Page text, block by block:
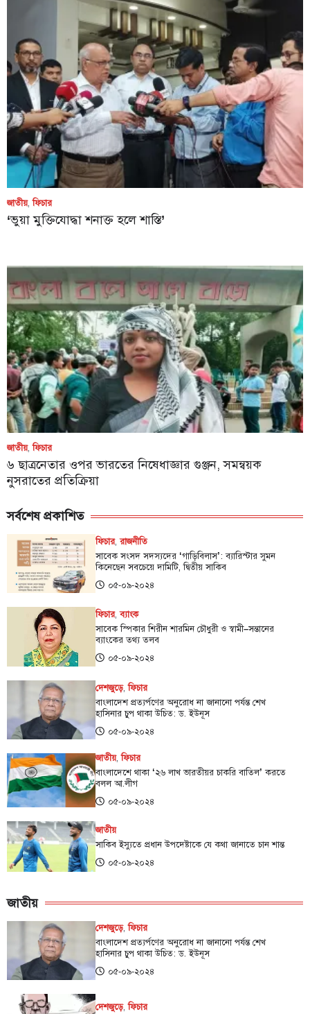
জাতীয়,ফিচার
‘ভুয়া মুক্তিযোদ্ধা শনাক্ত হলে শাস্তি’
জাতীয়,ফিচার
৬ ছাত্রনেতার ওপর ভারতের নিষেধাজ্ঞার গুঞ্জন, সমন্বয়ক
নুসরাতের প্রতিক্রিয়া
সর্বশেষ প্রকাশিত
ফিচার,রাজনীতি
সাবেক সংসদ সদস্যদের ‘গাড়িবিলাস’: ব্যারিস্টার সুমন
কিনেছেন সবচেয়ে দামিটি, দ্বিতীয় সাকিব
০৫-০৯-২০২৪
ফিচার,ব্যাংক
সাবেক স্পিকার শিরীন শারমিন চৌধুরী ও স্বামী–সন্তানের
ব্যাংকের তথ্য তলব
০৫-০৯-২০২৪
দেশজুড়ে,ফিচার
বাংলাদেশ প্রত্যর্পণের অনুরোধ না জানানো পর্যন্ত শেখ
হাসিনার চুপ থাকা উচিত: ড. ইউনূস
০৫-০৯-২০২৪
জাতীয়,ফিচার
বাংলাদেশে থাকা ‌‘২৬ লাখ ভারতীয়র চাকরি বাতিল’ করতে
বলল আ.লীগ
০৫-০৯-২০২৪
জাতীয়
সাকিব ইস্যুতে প্রধান উপদেষ্টাকে যে কথা জানাতে চান শান্ত
০৫-০৯-২০২৪
জাতীয়
দেশজুড়ে,ফিচার
বাংলাদেশ প্রত্যর্পণের অনুরোধ না জানানো পর্যন্ত শেখ
হাসিনার চুপ থাকা উচিত: ড. ইউনূস
০৫-০৯-২০২৪
দেশজুড়ে,ফিচার